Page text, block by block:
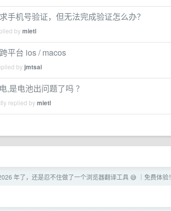
手机号验证，但无法完成验证怎么办？
bymietl
平台 ios / macos
by jmtsai
,是电池出问题了吗 ？
replied bymietl
年了，还是忍不住做了一个浏览器翻译工具 😅 ｜免费体验！